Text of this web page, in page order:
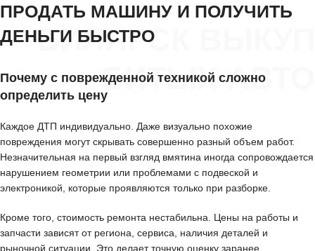
БИЛЯРСК ВЫКУП
БИТЫХ АВТО
ПРОДАТЬ МАШИНУ И ПОЛУЧИТЬ
ДЕНЬГИ БЫСТРО
Почему с поврежденной техникой сложно
определить цену
Каждое ДТП индивидуально. Даже визуально похожие
повреждения могут скрывать совершенно разный объем работ.
Незначительная на первый взгляд вмятина иногда сопровождается
нарушением геометрии или проблемами с подвеской и
электроникой, которые проявляются только при разборке.
Кроме того, стоимость ремонта нестабильна. Цены на работы и
запчасти зависят от региона, сервиса, наличия деталей и
рыночной ситуации. Это делает точную оценку заранее